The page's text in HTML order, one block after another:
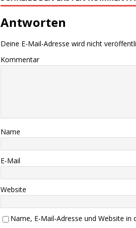
Antworten
Deine E-Mail-Adresse wird nicht
Kommentar
Name
E-Mail
Website
Name, E-Mail-Adresse und Website